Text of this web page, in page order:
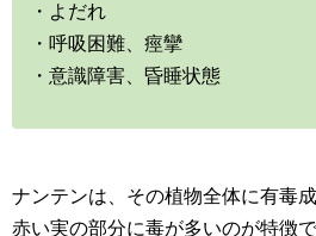
・よだれ
・呼吸困難、痙攣
・意識障害、昏睡状態
ナンテンは、その植物全体に有毒
赤い実の部分に毒が多いのが特徴で